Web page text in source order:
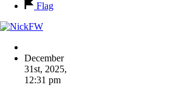
Flag
December
31st, 2025,
12:31 pm